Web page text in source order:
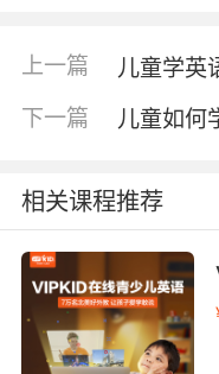
Super Simple
易跟唱。每天像背
孩子会在不知不觉
天开车送孩子时都
Star》，发音标准
岁的孩子，学习
上。此时可引入自
中文的拼音，帮助
系。掌握后，孩子
阅读能力会显著提
上一篇 儿童学英
下一篇 儿童如何
相关课程推荐